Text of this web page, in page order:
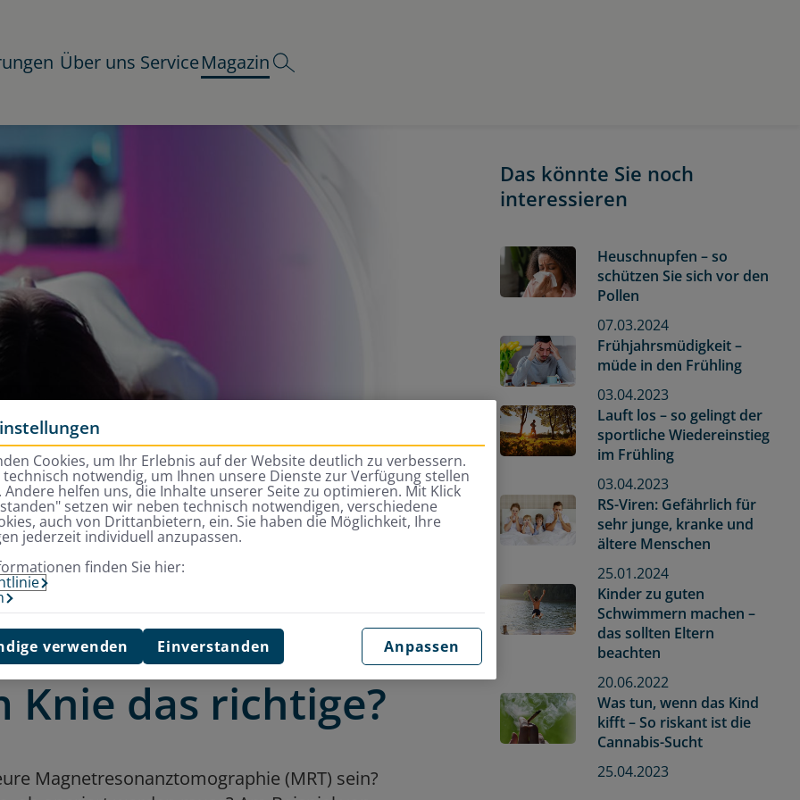
Über uns ServiceMagazin
welches Verfahren ist beim Knie das richtige?
CT: welches
das richtige?
Magnetresonanztomographie (MRT) sein?
Das könnte Sie noch
interessieren
Heuschnupfen – so
schützen Sie sich vor den
Pollen
07.03.2024
Frühjahrsmüdigkeit –
müde in den Frühling
03.04.2023
Lauft los – so gelingt der
sportliche Wiedereinstieg
im Frühling
03.04.2023
RS-Viren: Gefährlich für
sehr junge, kranke und
ältere Menschen
25.01.2024
Kinder zu guten
Schwimmern machen –
das sollten Eltern
beachten
20.06.2022
Was tun, wenn das Kind
kifft – So riskant ist die
Cannabis-Sucht
25.04.2023
Cookies, um Ihr Erlebnis auf der Website deutlich zu verbessern.
technisch notwendig, um Ihnen unsere Dienste zur Verfügung stellen
Andere helfen uns, die Inhalte unserer Seite zu optimieren. Mit Klick
setzen wir neben technisch notwendigen, verschiedene
auch von Drittanbietern, ein. Sie haben die Möglichkeit, Ihre
jederzeit individuell anzupassen.
finden Sie hier:
Anpassen
verwenden Einverstanden